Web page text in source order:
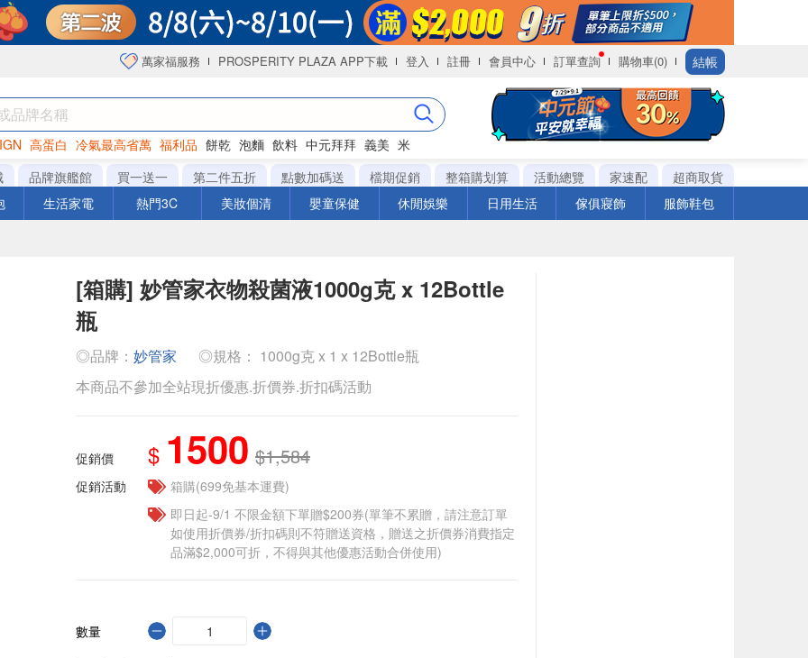
萬家福服務 PROSPERITY PLAZA APP下載 登入 註冊 會員中心 訂單查詢 購物車(0) 結帳
高蛋白 冷氣最高省萬 福利品 餅乾 泡麵 飲料 中元拜拜 義美 米
海苔
品牌旗艦館 買一送一 第二件五折 點數加碼送 檔期促銷 整箱購划算 活動總覽 家速配
超商取貨
生活家電 熱門3C 美妝個清 嬰童保健 休閒娛樂 日用生活 傢俱寢飾 服飾鞋包
[箱購] 妙管家衣物殺菌液1000g克 x 12Bottle
瓶
◎品牌： 妙管家
◎規格： 1000g克 x 1 x 12Bottle瓶
本商品不參加全站現折優惠.折價券.折扣碼活動
促銷價 $ 1500 $1,584
促銷活動
箱購(699免基本運費)
即日起-9/1 不限金額下單贈$200券(單筆不累贈，請注意訂單
如使用折價券/折扣碼則不符贈送資格，贈送之折價券消費指定
品滿$2,000可折，不得與其他優惠活動合併使用)
數量